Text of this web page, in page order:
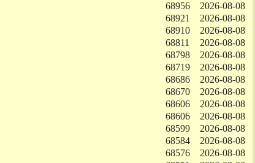
68956
2026-08-08
68921
2026-08-08
68910
2026-08-08
68811
2026-08-08
68798
2026-08-08
68719
2026-08-08
68686
2026-08-08
68670
2026-08-08
68606
2026-08-08
68606
2026-08-08
68599
2026-08-08
68584
2026-08-08
68576
2026-08-08